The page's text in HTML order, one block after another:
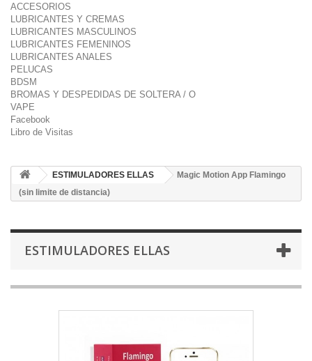
ACCESORIOS
LUBRICANTES Y CREMAS
LUBRICANTES MASCULINOS
LUBRICANTES FEMENINOS
LUBRICANTES ANALES
PELUCAS
BDSM
BROMAS Y DESPEDIDAS DE SOLTERA / O
VAPE
Facebook
Libro de Visitas
ESTIMULADORES ELLAS
Magic Motion App Flamingo
(sin limite de distancia)
ESTIMULADORES ELLAS